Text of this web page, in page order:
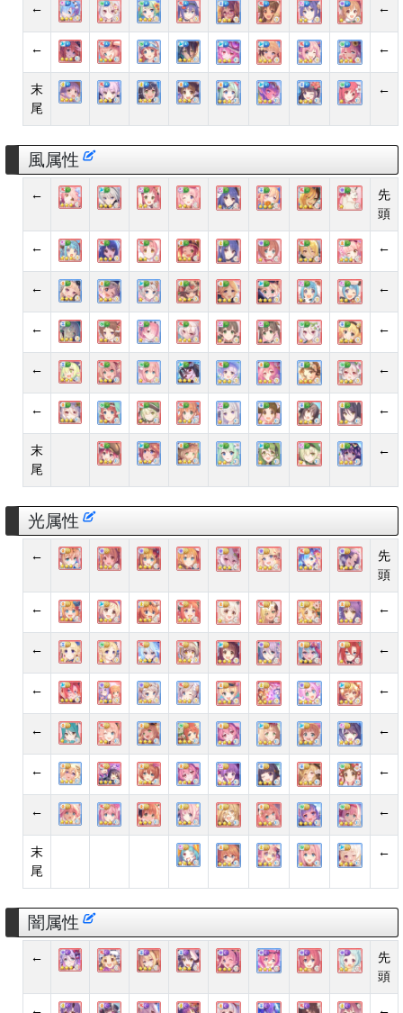
← ←
← ←
末
尾
←
風属性
←
先
頭
← ←
← ←
← ←
← ←
← ←
末
尾
←
光属性
←
先
頭
← ←
← ←
← ←
← ←
← ←
← ←
末
尾
←
闇属性
←
先
頭